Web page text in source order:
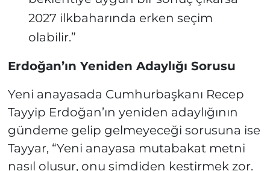
2027 ilkbaharında erken seçim
olabilir.”
Erdoğan’ın Yeniden Adaylığı Sorusu
Yeni anayasada Cumhurbaşkanı Recep
Tayyip Erdoğan’ın yeniden adaylığının
gündeme gelip gelmeyeceği sorusuna ise
Tayyar, “Yeni anayasa mutabakat metni
nasıl oluşur, onu şimdiden kestirmek zor.